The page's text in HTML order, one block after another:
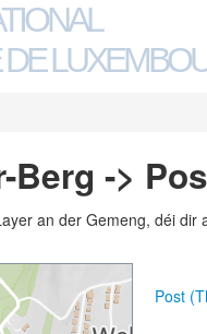
Berg ->
an der Gemeng, déi
Post